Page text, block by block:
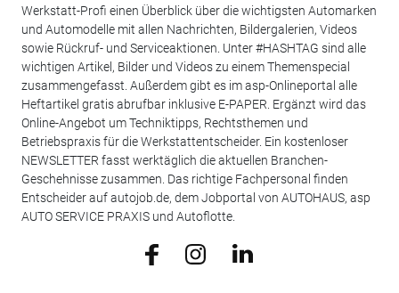
Werkstatt-Profi einen Überblick über die wichtigsten Automarken
und Automodelle mit allen Nachrichten, Bildergalerien, Videos
sowie Rückruf- und Serviceaktionen. Unter #HASHTAG sind alle
wichtigen Artikel, Bilder und Videos zu einem Themenspecial
zusammengefasst. Außerdem gibt es im asp-Onlineportal alle
Heftartikel gratis abrufbar inklusive E-PAPER. Ergänzt wird das
Online-Angebot um Techniktipps, Rechtsthemen und
Betriebspraxis für die Werkstattentscheider. Ein kostenloser
NEWSLETTER fasst werktäglich die aktuellen Branchen-
Geschehnisse zusammen. Das richtige Fachpersonal finden
Entscheider auf autojob.de, dem Jobportal von AUTOHAUS, asp
AUTO SERVICE PRAXIS und Autoflotte.